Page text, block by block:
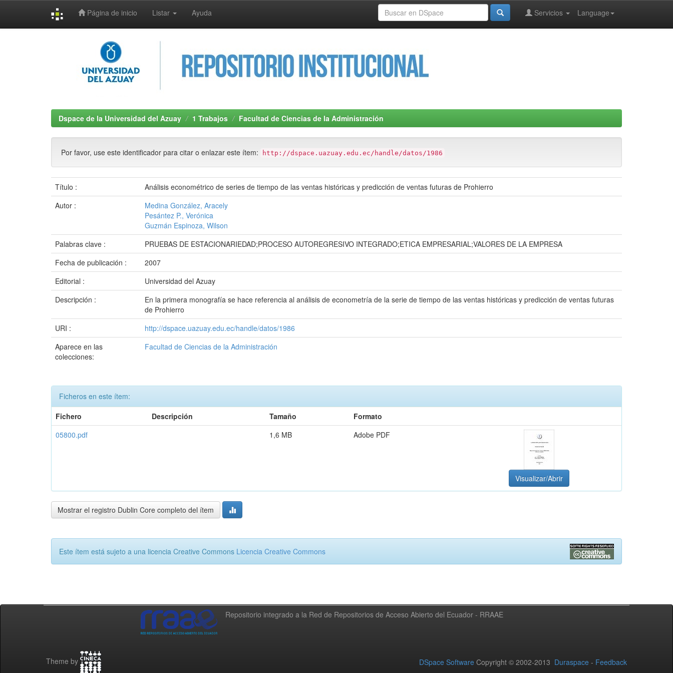
Página de inicio Listar Ayuda Language
Servicios
Dspace de la Universidad del Azuay 1 Trabajos Facultad de Ciencias de la Administración
Por favor, use este identificador para citar o enlazar este ítem: http://dspace.uazuay.edu.ec/handle/datos/1986
Título :
Análisis econométrico de series de tiempo de las ventas históricas y predicción de ventas futuras de Prohierro
Autor :
Medina González, Aracely
Pesántez P., Verónica
Guzmán Espinoza, Wilson
Palabras clave :
PRUEBAS DE ESTACIONARIEDAD;PROCESO AUTOREGRESIVO INTEGRADO;ETICA EMPRESARIAL;VALORES DE LA EMPRESA
Fecha de publicación :
2007
Editorial :
Universidad del Azuay
Descripción :
En la primera monografía se hace referencia al análisis de econometría de la serie de tiempo de las ventas históricas y predicción de ventas futuras
de Prohierro
URI :
http://dspace.uazuay.edu.ec/handle/datos/1986
Aparece en las
colecciones:
Facultad de Ciencias de la Administración
Ficheros en este ítem:
Fichero
Descripción Tamaño
Formato
05800.pdf
1,6 MB Adobe PDF
Visualizar/Abrir
Mostrar el registro Dublin Core completo del ítem
Este ítem está sujeto a una licencia Creative Commons Licencia Creative Commons
Repositorio integrado a la Red de Repositorios de Acceso Abierto del Ecuador - RRAAE
Theme by DSpace Software Copyright © 2002-2013 Duraspace - Feedback